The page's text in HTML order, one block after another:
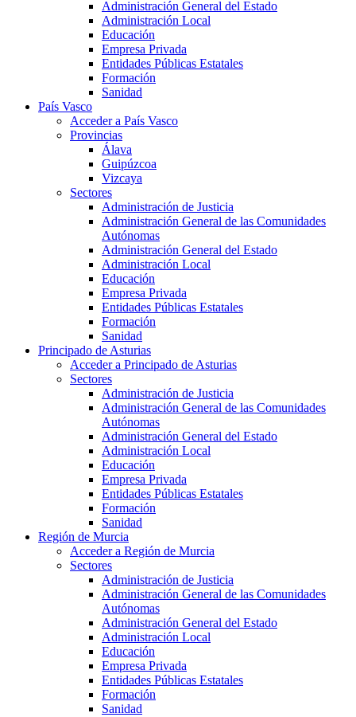
Administración General del Estado
Administración Local
Educación
Empresa Privada
Entidades Públicas Estatales
Formación
Sanidad
País Vasco
Acceder a País Vasco
Provincias
Álava
Guipúzcoa
Vizcaya
Sectores
Administración de Justicia
Administración General de las Comunidades
Autónomas
Administración General del Estado
Administración Local
Educación
Empresa Privada
Entidades Públicas Estatales
Formación
Sanidad
Principado de Asturias
Acceder a Principado de Asturias
Sectores
Administración de Justicia
Administración General de las Comunidades
Autónomas
Administración General del Estado
Administración Local
Educación
Empresa Privada
Entidades Públicas Estatales
Formación
Sanidad
Región de Murcia
Acceder a Región de Murcia
Sectores
Administración de Justicia
Administración General de las Comunidades
Autónomas
Administración General del Estado
Administración Local
Educación
Empresa Privada
Entidades Públicas Estatales
Formación
Sanidad